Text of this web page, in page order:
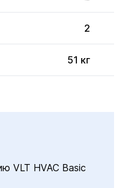
2
51 кг
VLT HVAC Basic